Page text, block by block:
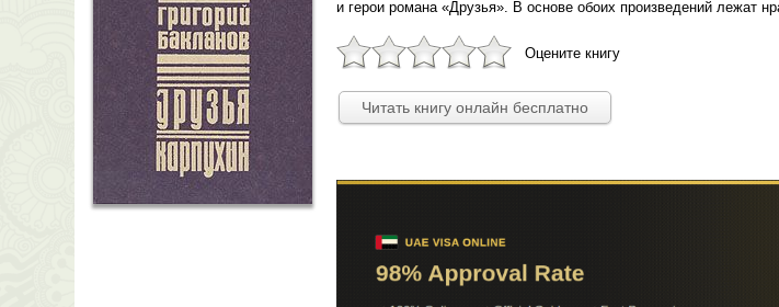
и герои романа «Друзья». В основе обоих произведений лежат
Оцените книгу
Читать книгу онлайн бесплатно